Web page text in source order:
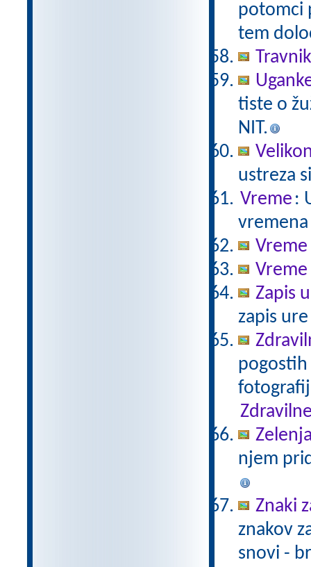
potomci
tem
Travnik
tiste o
NIT.
ustreza
Vreme :
Zapis
zapis
pogostih
njem
Znaki
znakov
snovi -